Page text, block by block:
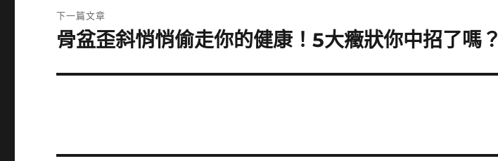
文
章:
下一篇文章
下
篇
骨盆歪斜悄悄偷走你的健康！5大癥狀你中招了嗎？